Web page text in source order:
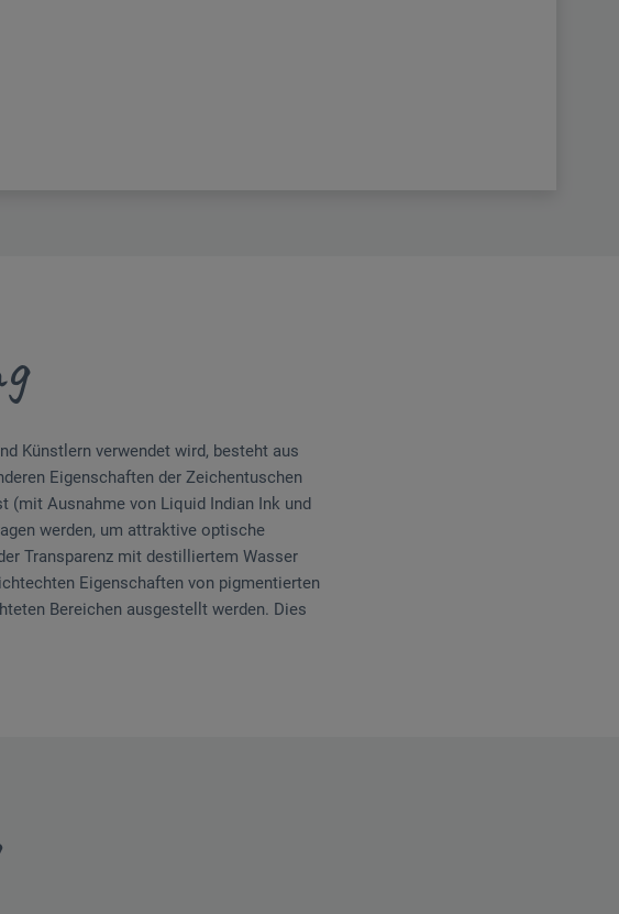
Künstlern verwendet wird, besteht aus
Eigenschaften der Zeichentuschen
(mit Ausnahme von Liquid Indian Ink und
werden, um attraktive optische
Transparenz mit destilliertem Wasser
Eigenschaften von pigmentierten
Bereichen ausgestellt werden. Dies